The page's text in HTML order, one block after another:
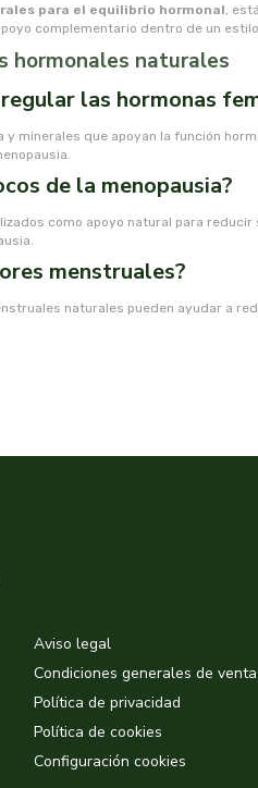
para el equilibrio hormonal,
complementario dentro de un
hormonales naturales
las hormonas
minerales que apoyan la función
de la menopausia?
como apoyo natural para reducir
menstruales?
naturales pueden ayudar a
Aviso legal
Condiciones generales de venta
Política de privacidad
Política de cookies
Configuración cookies